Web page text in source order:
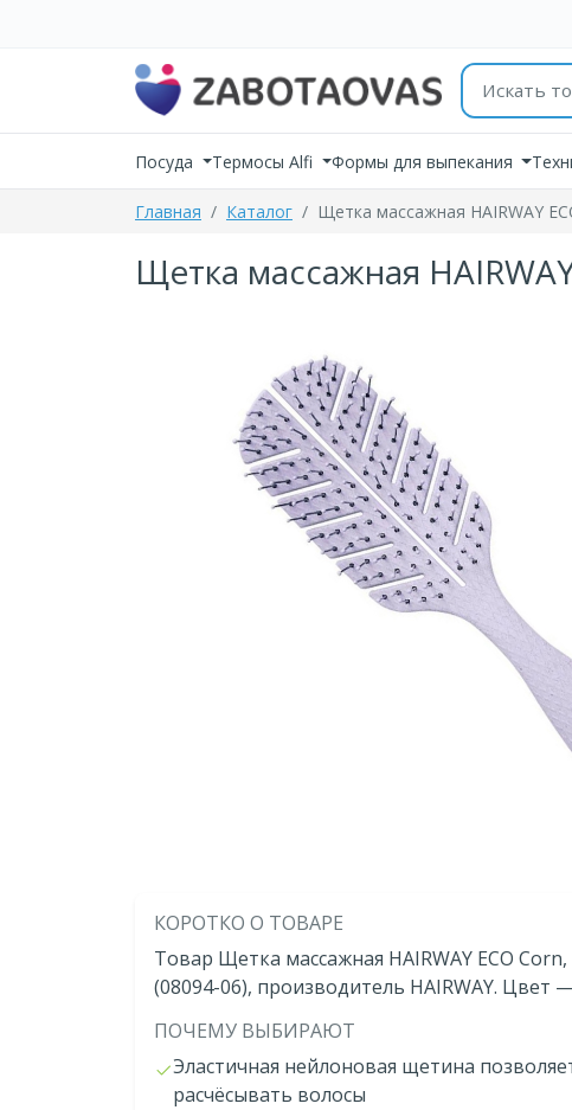
Поиск
Посуда Термосы Alfi Формы для выпекания
Главная Каталог Щетка массажная HAIRWAY
Щетка массажная
КОРОТКО О ТОВАРЕ
Товар Щетка массажная HAIRWAY ECO
(08094-06), производитель HAIRWAY. Цвет
ПОЧЕМУ ВЫБИРАЮТ
Эластичная нейлоновая щетина
расчёсывать волосы